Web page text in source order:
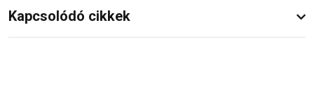
Kapcsolódó cikkek